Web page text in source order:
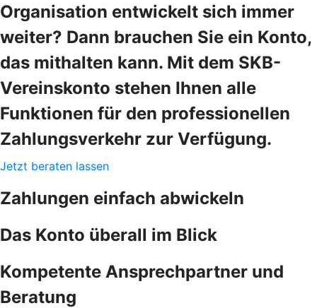
Organisation entwickelt sich immer
weiter? Dann brauchen Sie ein Konto,
das mithalten kann. Mit dem SKB-
Vereinskonto stehen Ihnen alle
Funktionen für den professionellen
Zahlungsverkehr zur Verfügung.
Jetzt beraten lassen
Zahlungen einfach abwickeln
Das Konto überall im Blick
Kompetente Ansprechpartner und
Beratung